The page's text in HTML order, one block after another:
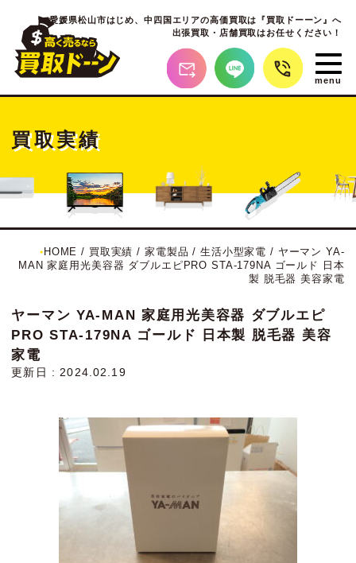
愛媛県松山市はじめ、中四国エリアの高価買取は『買取ドーーン』へ
出張買取・店舗買取はお任せください！
買取実績
HOME / 買取実績 / 家電製品 / 生活小型家電 / ヤーマン YA-
MAN 家庭用光美容器 ダブルエピPRO STA-179NA ゴールド 日本
製 脱毛器 美容家電
ヤーマン YA-MAN 家庭用光美容器 ダブルエピ
PRO STA-179NA ゴールド 日本製 脱毛器 美容
家電
更新日 : 2024.02.19